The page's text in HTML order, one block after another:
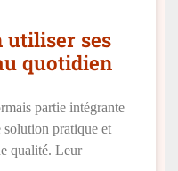
utiliser ses
quotidien
partie intégrante
pratique et
qualité. Leur